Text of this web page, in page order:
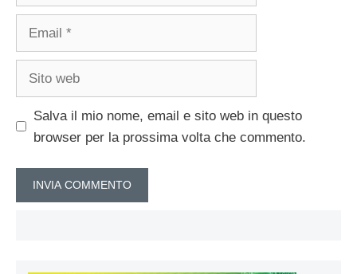
Email
Sito
Salva il mio nome, email e sito web in questo
browser per la prossima volta che commento.